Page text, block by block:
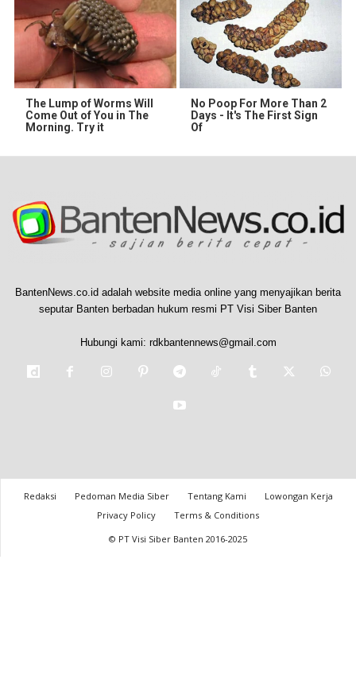
The Lump of Worms Will
Come Out of You in The
Morning. Try it
No Poop For More Than 2
Days - It's The First Sign
Of
BantenNews.co.id adalah website media online yang menyajikan berita
seputar Banten berbadan hukum resmi PT Visi Siber Banten
Hubungi kami: rdkbantennews@gmail.com
Redaksi Pedoman Media Siber Tentang Kami
Lowongan Kerja
Privacy Policy
Terms & Conditions
© PT Visi Siber Banten 2016-2025